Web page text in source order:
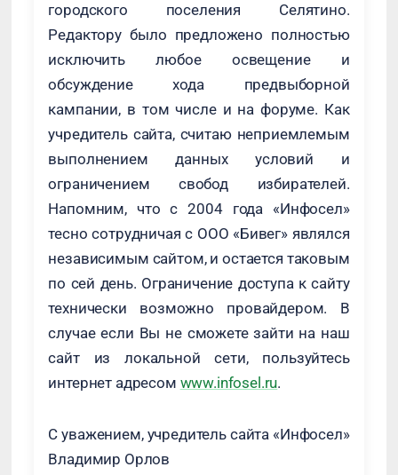
городского поселения Селятино.
Редактору было предложено полностью
исключить любое освещение и
обсуждение хода предвыборной
кампании, в том числе и на форуме. Как
учредитель сайта, считаю неприемлемым
выполнением данных условий и
ограничением свобод избирателей.
Напомним, что с 2004 года «Инфосел»
тесно сотрудничая с ООО «Бивег» являлся
независимым сайтом, и остается таковым
по сей день. Ограничение доступа к сайту
технически возможно провайдером. В
случае если Вы не сможете зайти на наш
сайт из локальной сети, пользуйтесь
интернет адресом www.infosel.ru.
С уважением, учредитель сайта «Инфосел»
Владимир Орлов